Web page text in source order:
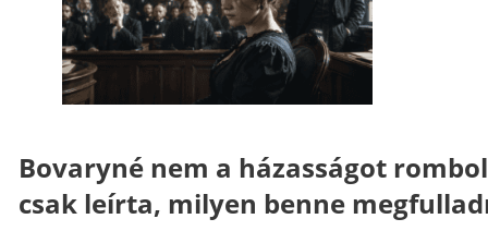
Bovaryné nem a házasságot
csak leírta, milyen benne